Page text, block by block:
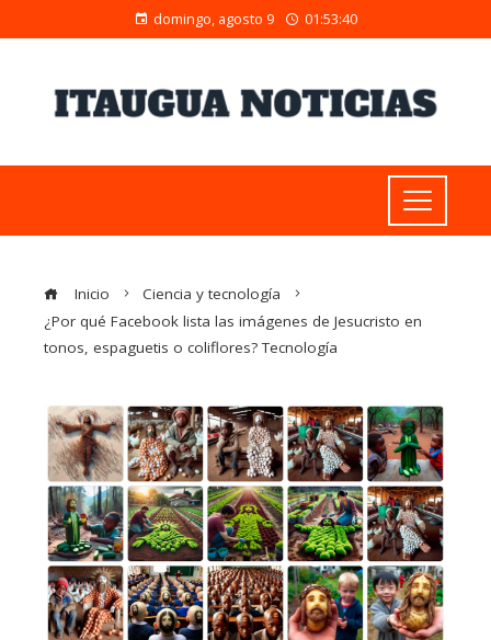
domingo, agosto 9 01:53:41
Inicio
Ciencia y tecnología
¿Por qué Facebook lista las imágenes de Jesucristo en
tonos, espaguetis o coliflores? Tecnología